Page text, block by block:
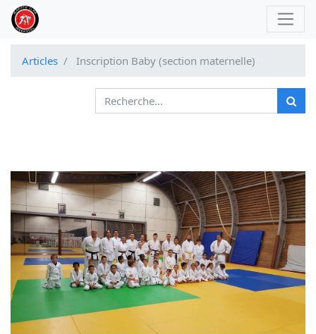
Articles Inscription Baby (section maternelle)